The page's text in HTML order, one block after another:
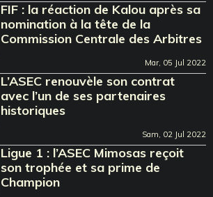
FIF : la réaction de Kalou après sa
nomination à la tête de la
Commission Centrale des Arbitres
Mar, 05 Jul 2022
L’ASEC renouvèle son contrat
avec l’un de ses partenaires
historiques
Sam, 02 Jul 2022
Ligue 1 : l’ASEC Mimosas reçoit
son trophée et sa prime de
Champion